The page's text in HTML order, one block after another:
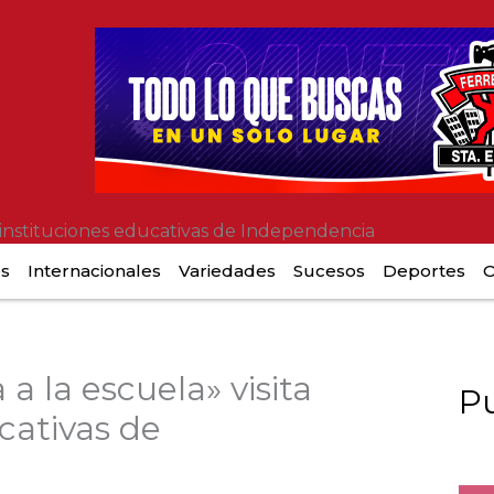
educativas de Independencia
Internacionales Variedades Sucesos Deportes
la escuela» visita
de